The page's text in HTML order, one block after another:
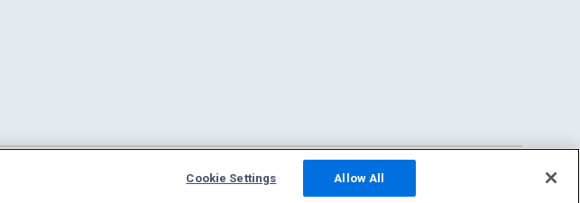
Cookie Settings Allow All